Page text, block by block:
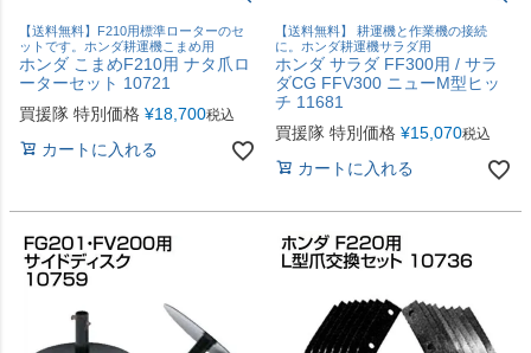
【送料無料】F210用標準ローターのセ
ットです。ホンダ耕運機こまめ用
ホンダ こまめF210用 ナタ爪ロ
ーターセット 10721
買援隊 特別価格 ¥18,700税込
カートに入れる
【送料無料】 耕運機と作業機の接続
に。ホンダ耕運機サラダ用
ホンダ サラダ FF300用 / サラ
ダCG FFV300 ニューM型ヒッ
チ 11681
買援隊 特別価格 ¥15,070税込
カートに入れる